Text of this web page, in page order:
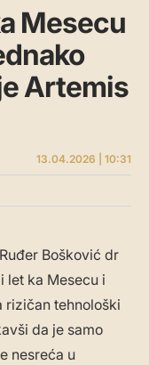
Mesecu
Artemis
13.04.2026 | 10:31
Bošković dr
let ka Mesecu i
rizičan tehnološki
da je samo
nesreća u